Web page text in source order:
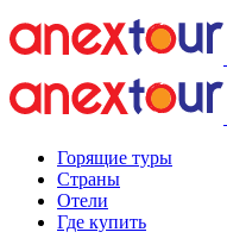
Горящие туры
Страны
Отели
Где купить